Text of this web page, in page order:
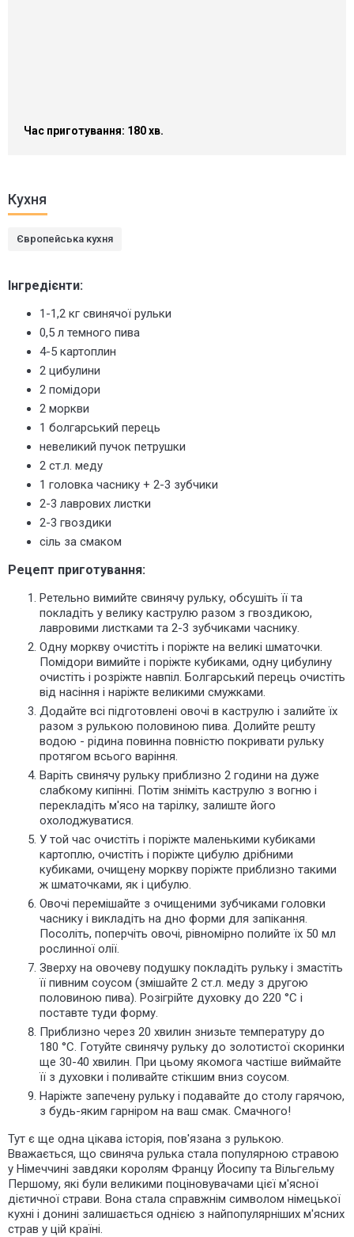
Час приготування: 180 хв.
Кухня
Європейська кухня
Інгредієнти:
1-1,2 кг свинячої рульки
0,5 л темного пива
4-5 картоплин
2 цибулини
2 помідори
2 моркви
1 болгарський перець
невеликий пучок петрушки
2 ст.л. меду
1 головка часнику + 2-3 зубчики
2-3 лаврових листки
2-3 гвоздики
сіль за смаком
Рецепт приготування:
Ретельно вимийте свинячу рульку, обсушіть її та
покладіть у велику каструлю разом з гвоздикою,
лавровими листками та 2-3 зубчиками часнику.
Одну моркву очистіть і поріжте на великі шматочки.
Помідори вимийте і поріжте кубиками, одну цибулину
очистіть і розріжте навпіл. Болгарський перець очистіть
від насіння і наріжте великими смужками.
Додайте всі підготовлені овочі в каструлю і залийте їх
разом з рулькою половиною пива. Долийте решту
водою - рідина повинна повністю покривати рульку
протягом всього варіння.
Варіть свинячу рульку приблизно 2 години на дуже
слабкому кипінні. Потім зніміть каструлю з вогню і
перекладіть м'ясо на тарілку, залиште його
охолоджуватися.
У той час очистіть і поріжте маленькими кубиками
картоплю, очистіть і поріжте цибулю дрібними
кубиками, очищену моркву поріжте приблизно такими
ж шматочками, як і цибулю.
Овочі перемішайте з очищеними зубчиками головки
часнику і викладіть на дно форми для запікання.
Посоліть, поперчіть овочі, рівномірно полийте їх 50 мл
рослинної олії.
Зверху на овочеву подушку покладіть рульку і змастіть
її пивним соусом (змішайте 2 ст.л. меду з другою
половиною пива). Розігрійте духовку до 220 °C і
поставте туди форму.
Приблизно через 20 хвилин знизьте температуру до
180 °C. Готуйте свинячу рульку до золотистої скоринки
ще 30-40 хвилин. При цьому якомога частіше виймайте
її з духовки і поливайте стікшим вниз соусом.
Наріжте запечену рульку і подавайте до столу гарячою,
з будь-яким гарніром на ваш смак. Смачного!
Тут є ще одна цікава історія, пов'язана з рулькою.
Вважається, що свиняча рулька стала популярною стравою
у Німеччині завдяки королям Францу Йосипу та Вільгельму
Першому, які були великими поціновувачами цієї м'ясної
дієтичної страви. Вона стала справжнім символом німецької
кухні і донині залишається однією з найпопулярніших м'ясних
страв у цій країні.